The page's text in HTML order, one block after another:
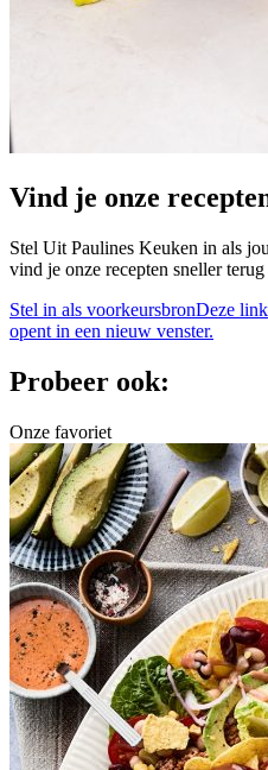
Vind je onze
Stel Uit Paulines Keuken in als
vind je onze recepten sneller
Stel in als voorkeursbronDeze
opent in een nieuw venster.
Probeer ook:
Onze favoriet